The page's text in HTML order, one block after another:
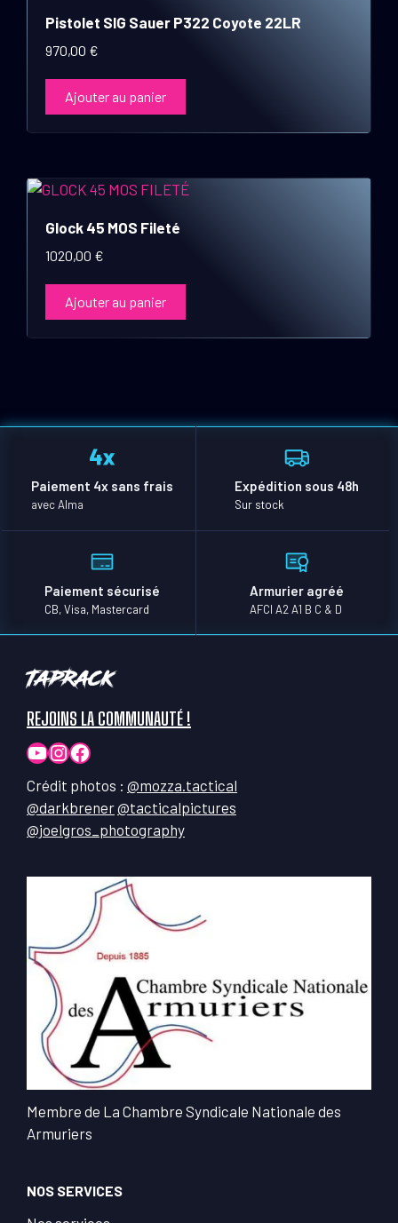
Pistolet SIG Sauer P322 Coyote 22LR
970,00 €
Ajouter au panier
Glock 45 MOS Fileté
1020,00 €
Ajouter au panier
Paiement 4x sans frais
avec Alma
Expédition sous 48h
Sur stock
Paiement sécurisé
CB, Visa, Mastercard
Armurier agréé
AFCI A2 A1 B C & D
TapRack
REJOINS LA COMMUNAUTÉ !
YouTube
Instagram
Facebook
Crédit photos : @mozza.tactical
@darkbrener@tacticalpictures
@joelgros_photography
Membre de La Chambre Syndicale Nationale des
Armuriers
NOS SERVICES